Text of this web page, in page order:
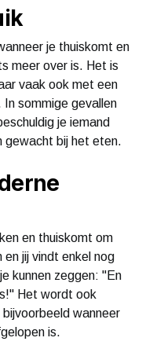
je thuiskomt en
meer over is. Het is
vaak ook met een
sommige gevallen
je iemand
gewacht bij het eten.
en thuiskomt om
jij vindt enkel nog
kunnen zeggen: "En
Het wordt ook
wanneer
is.